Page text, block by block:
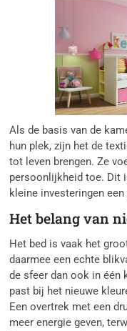
Als de basis van de
hun plek, zijn het de
tot leven brengen. Ze
persoonlijkheid toe. Dit
kleine investeringen
Het belang van
Het bed is vaak het
daarmee een echte
de sfeer dan ook in één
past bij het nieuwe
Een overtrek met een
meer energie geven,